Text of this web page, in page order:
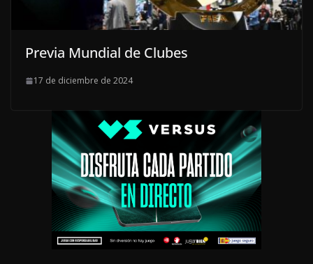
Previa Mundial de Clubes
17 de diciembre de 2024